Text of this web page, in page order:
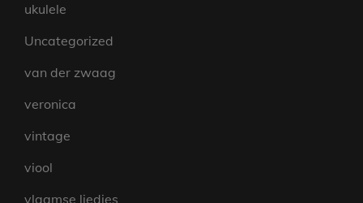
ukulele
Uncategorized
van der zwaag
veronica
vintage
viool
vlaamse liedjes